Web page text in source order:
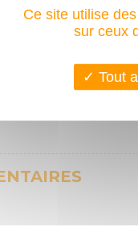
disque à poncer semi
> Outillage
via notre formulaire de
Ce site utilise
sur ceux
Tout